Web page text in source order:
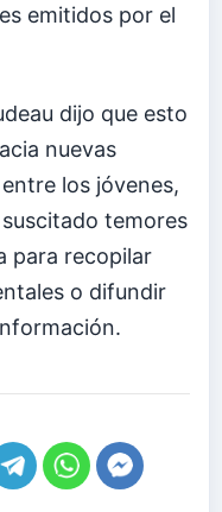
emitidos por el
dijo que esto
nuevas
los jóvenes,
temores
para recopilar
o difundir